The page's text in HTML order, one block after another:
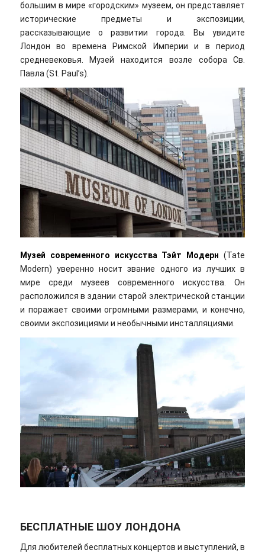
большим в мире «городским» музеем, он представляет
исторические предметы и экспозиции,
рассказывающие о развитии города. Вы увидите
Лондон во времена Римской Империи и в период
средневековья. Музей находится возле собора Св.
Павла (St. Paul’s).
Музей современного искусства Тэйт Модерн (Tate
Modern) уверенно носит звание одного из лучших в
мире среди музеев современного искусства. Он
расположился в здании старой электрической станции
и поражает своими огромными размерами, и конечно,
своими экспозициями и необычными инсталляциями.
БЕСПЛАТНЫЕ ШОУ ЛОНДОНА
Для любителей бесплатных концертов и выступлений, в